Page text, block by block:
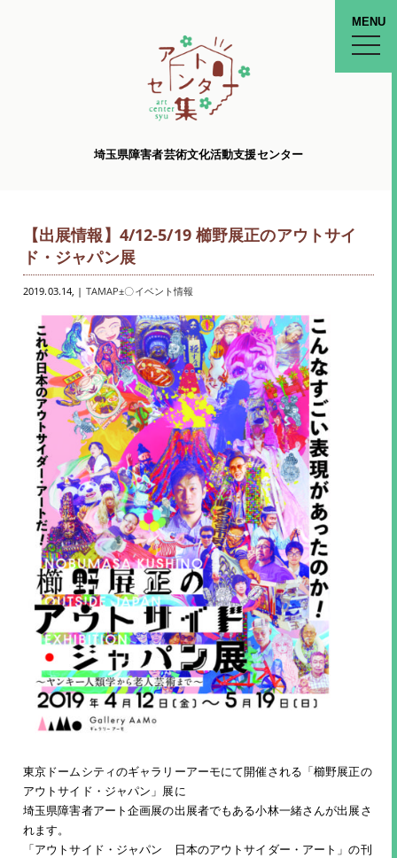
埼玉県障害者芸術文化活動支援センター
MENU
toggle
【出展情報】4/12-5/19 櫛野展正のアウトサイ
ド・ジャパン展
2019.03.14, | TAMAP±〇イベント情報
東京ドームシティのギャラリーアーモにて開催される「櫛野展正の
アウトサイド・ジャパン」展に
埼玉県障害者アート企画展の出展者でもある小林一緒さんが出展さ
れます。
「アウトサイド・ジャパン 日本のアウトサイダー・アート」の刊